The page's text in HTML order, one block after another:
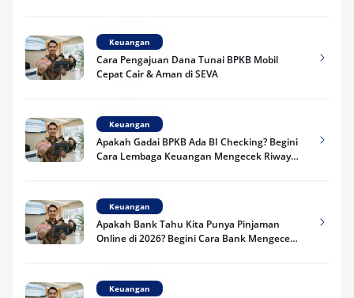
Keuangan
Cara Pengajuan Dana Tunai BPKB Mobil
Cepat Cair & Aman di SEVA
Keuangan
Apakah Gadai BPKB Ada BI Checking? Begini
Cara Lembaga Keuangan Mengecek Riwayat
Keuangan
Apakah Bank Tahu Kita Punya Pinjaman
Online di 2026? Begini Cara Bank Mengecek
Keuangan